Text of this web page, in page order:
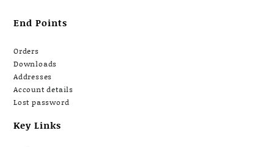
End Points
Orders
Downloads
Addresses
Account details
Lost password
Key Links